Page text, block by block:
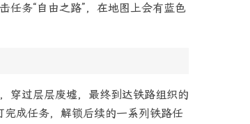
任务“自由之路”，在地图上会有蓝色
穿过层层废墟，最终到达铁路组织的
成任务，解锁后续的一系列铁路任